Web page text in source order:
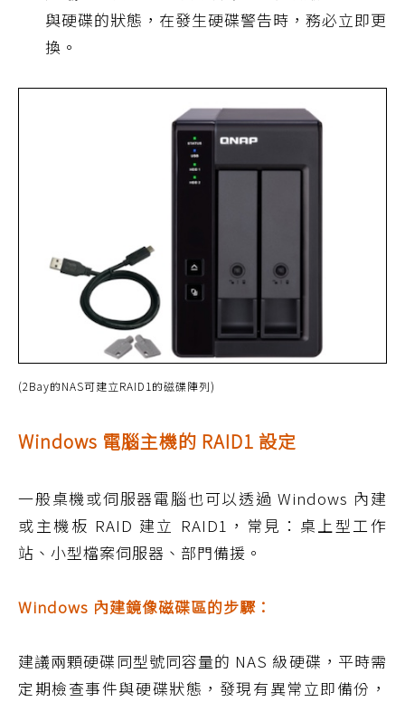
與硬碟的狀態，在發生硬碟警告時，務必立即更
換。
(2Bay的NAS可建立RAID1的磁碟陣列)
Windows 電腦主機的 RAID1 設定
一般桌機或伺服器電腦也可以透過 Windows 內建
或主機板 RAID 建立 RAID1，常見：桌上型工作
站、小型檔案伺服器、部門備援。
Windows 內建鏡像磁碟區的步驟：
建議兩顆硬碟同型號同容量的 NAS 級硬碟，平時需
定期檢查事件與硬碟狀態，發現有異常立即備份，